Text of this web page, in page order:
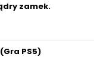
zamek.
(Gra PS5)